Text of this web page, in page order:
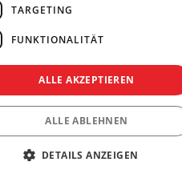
TARGETING
FUNKTIONALITÄT
ALLE AKZEPTIEREN
ALLE ABLEHNEN
DETAILS ANZEIGEN